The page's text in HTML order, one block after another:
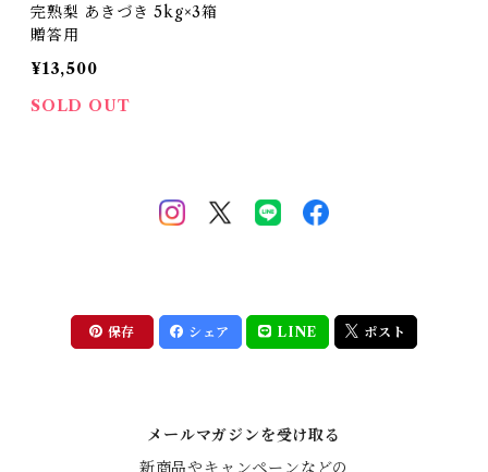
完熟梨 あきづき 5kg×3箱
贈答用
¥13,500
SOLD OUT
保存 シェア LINE ポスト
メールマガジンを受け取る
新商品やキャンペーンなどの